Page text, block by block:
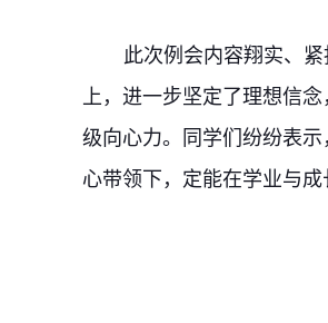
此次例会内容翔实、
上，进一步坚定了理想信
级向心力。同学们纷纷表
心带领下，定能在学业与